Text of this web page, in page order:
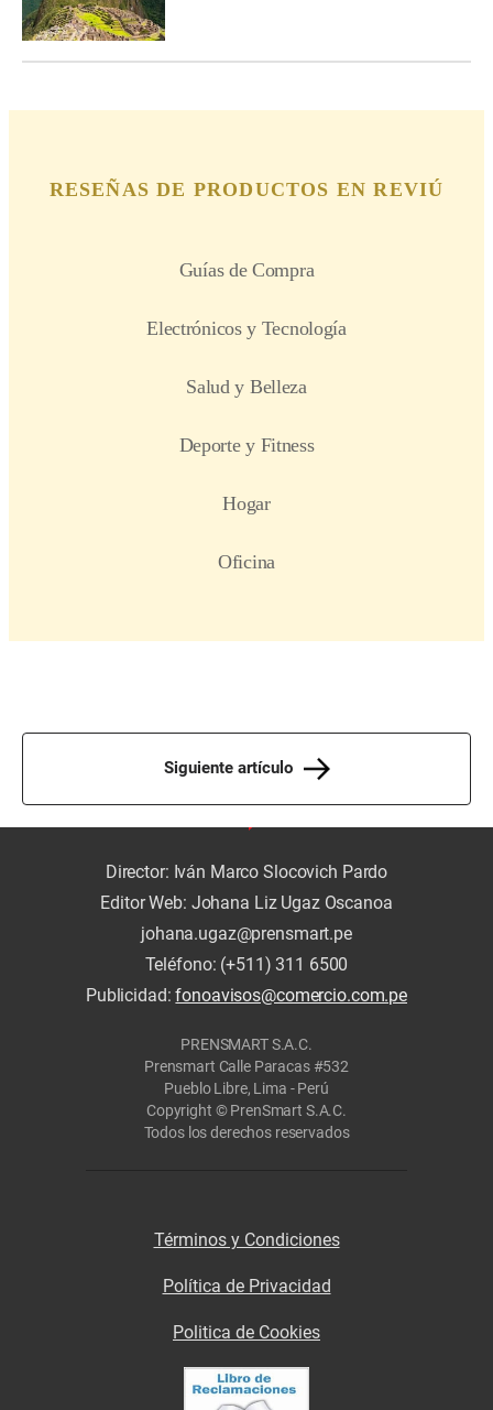
Siguiente artículo
Director: Iván Marco Slocovich Pardo
Editor Web: Johana Liz Ugaz Oscanoa
johana.ugaz@prensmart.pe
Teléfono: (+511) 311 6500
Publicidad:fonoavisos@comercio.com.pe
PRENSMART S.A.C.
Prensmart Calle Paracas #532
Pueblo Libre, Lima - Perú
Copyright © PrenSmart S.A.C.
Todos los derechos reservados
Términos y Condiciones
Política de Privacidad
Politica de Cookies